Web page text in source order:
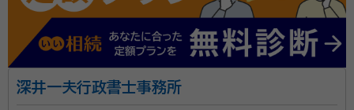
深井一夫行政書士事務所